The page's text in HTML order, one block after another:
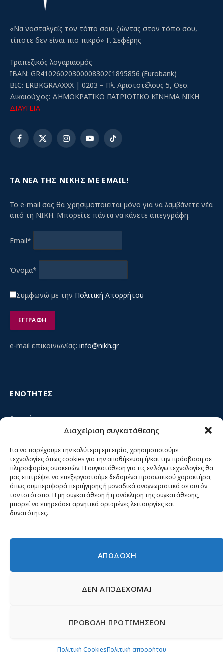
Διαχείριση συγκατάθεσης
Για να παρέχουμε την καλύτερη εμπειρία, χρησιμοποιούμε
τεχνολογίες όπως cookies για την αποθήκευση ή/και την πρόσβαση σε
πληροφορίες συσκευών. Η συγκατάθεση για τις εν λόγω τεχνολογίες θα
μας επιτρέψει να επεξεργαστούμε δεδομένα προσωπικού χαρακτήρα,
όπως συμπεριφορά περιήγησης ή μοναδικά αναγνωριστικά σε αυτόν
τον ιστότοπο. Η μη συγκατάθεση ή η ανάκληση της συγκατάθεσης,
μπορεί να επηρεάσει αρνητικά ορισμένες λειτουργίες και
δυνατότητες.
ΑΠΟΔΟΧΗ
ΔΕΝ ΑΠΟΔΕΧΟΜΑΙ
ΠΡΟΒΟΛΗ ΠΡΟΤΙΜΗΣΕΩΝ
Πολιτική CookiesΠολιτική απορρήτου
«Να νοσταλγείς τον τόπο σου, ζώντας στον τόπο σου,
τίποτε δεν είναι πιο πικρό» Γ. Σεφέρης
Τραπεζικός λογαριασμός
IBAN: GR4102602030000830201895856 (Eurobank)
BIC: ERBKGRAAXXX | 0203 – Πλ. Αριστοτέλους 5, Θεσ.
Δικαιούχος: ΔΗΜΟΚΡΑΤΙΚΟ ΠΑΤΡΙΩΤΙΚΟ ΚΙΝΗΜΑ ΝΙΚΗ
ΔΙΑΥΓΕΙΑ
Facebook
X
InstagramYouTubeTikTok
ΤΑ ΝΕΑ ΤΗΣ ΝΙΚΗΣ ΜΕ EMAIL!
Το e-mail σας θα χρησιμοποιείται μόνο για να λαμβάνετε νέα
από τη ΝΙΚΗ. Μπορείτε πάντα να κάνετε απεγγράφη.
Email*
Όνομα*
Συμφωνώ με την Πολιτική Απορρήτου
e-mail επικοινωνίας: info@nikh.gr
ΕΝΟΤΗΤΕΣ
Αρχική
Κίνημα ΝΙΚΗ – Ποιοι είμαστε, αρχές & δράση
Θέσεις
Πρόσωπα
Όργανα και ομάδες
Βίντεο
Δελτία Τύπου
© 2026 Νίκη
Έντυπα
Εγγραφή μέλους
Γίνε φίλος